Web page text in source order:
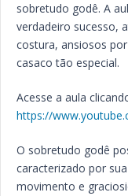
sobretudo godê. A
verdadeiro sucesso,
costura, ansiosos
casaco tão especial.
Acesse a aula
https://
O sobretudo godê
caracterizado por
movimento e